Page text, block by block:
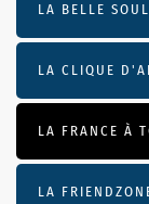
LA BELLE SOUL
LA CLIQUE
LA FRANCE À
LA